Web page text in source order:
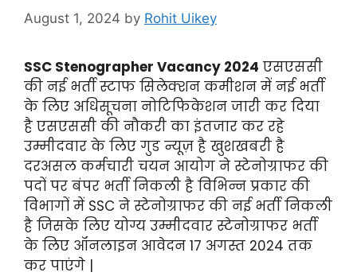
August 1, 2024 by Rohit Uikey
SSC Stenographer Vacancy 2024 एसएससी
की नई भर्ती स्टाफ सिलेक्शन कमीशन में नई भर्ती
के लिए अधिसूचना नोटिफिकेशन जारी कर दिया
है एसएससी की नौकरी का इंतजार कर रहे
उम्मीदवार के लिए गुड न्यूज़ है खुशखबरी है
दरअसल कर्मचारी चयन आयोग ने स्टेनोग्राफर की
पदों पर बंपर भर्ती निकली है विभिन्न प्रकार की
विभागों में SSC ने स्टेनोग्राफर की नई भर्ती निकली
है जिसके लिए योग्य उम्मीदवार स्टेनोग्राफर भर्ती
के लिए ऑनलाइन आवेदन 17 अगस्त 2024 तक
कर पाएंगे |